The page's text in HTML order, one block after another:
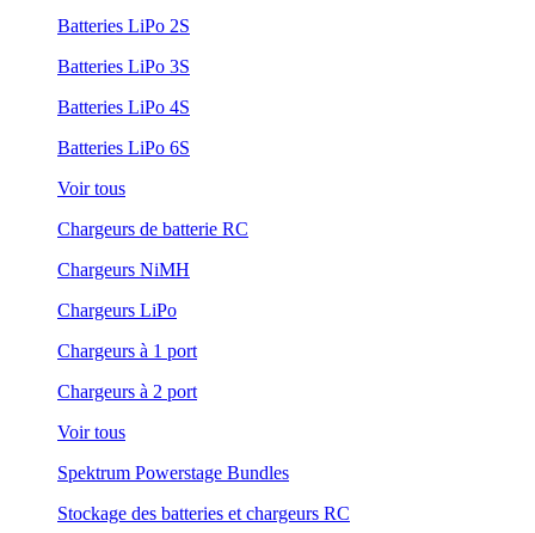
Batteries LiPo 2S
Batteries LiPo 3S
Batteries LiPo 4S
Batteries LiPo 6S
Voir tous
Chargeurs de batterie RC
Chargeurs NiMH
Chargeurs LiPo
Chargeurs à 1 port
Chargeurs à 2 port
Voir tous
Spektrum Powerstage Bundles
Stockage des batteries et chargeurs RC